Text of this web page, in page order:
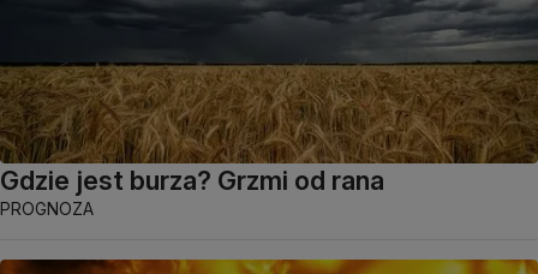
Gdzie jest burza? Grzmi od rana
PROGNOZA